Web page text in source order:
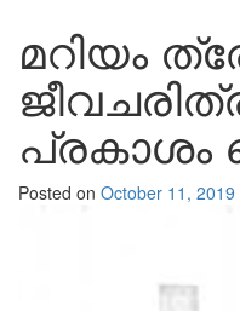
മറിയം
Posted on October 11, 2019